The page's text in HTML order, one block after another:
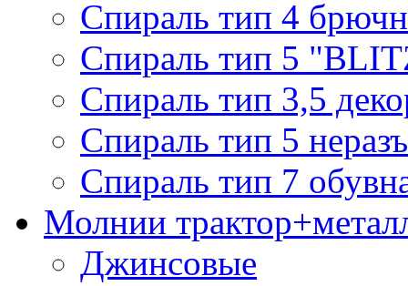
Спираль тип 4
Спираль тип 5
Спираль тип 3,5
Спираль тип 5
Спираль тип 7
Молнии
Джинсовые